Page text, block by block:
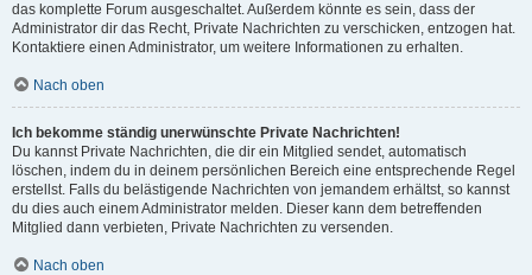
das komplette Forum ausgeschaltet. Außerdem könnte es sein, dass der
Administrator dir das Recht, Private Nachrichten zu verschicken, entzogen hat.
Kontaktiere einen Administrator, um weitere Informationen zu erhalten.
Nach oben
Ich bekomme ständig unerwünschte Private Nachrichten!
Du kannst Private Nachrichten, die dir ein Mitglied sendet, automatisch
löschen, indem du in deinem persönlichen Bereich eine entsprechende Regel
erstellst. Falls du belästigende Nachrichten von jemandem erhältst, so kannst
du dies auch einem Administrator melden. Dieser kann dem betreffenden
Mitglied dann verbieten, Private Nachrichten zu versenden.
Nach oben